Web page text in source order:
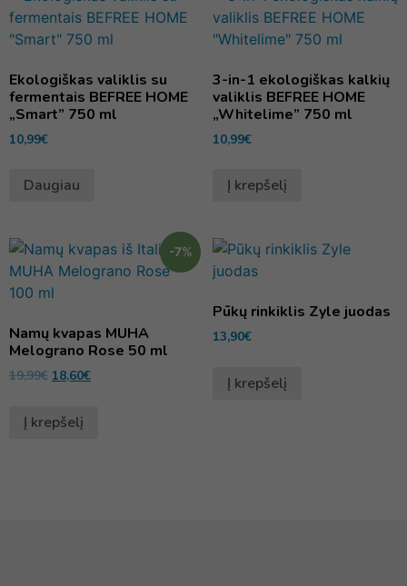
Ekologiškas valiklis su
fermentais BEFREE HOME
„Smart” 750 ml
10,99€
Daugiau
3-in-1 ekologiškas kalkių
valiklis BEFREE HOME
„Whitelime” 750 ml
10,99€
Į krepšelį
-7%
Namų kvapas MUHA
Melograno Rose 50 ml
19,99€ 18,60€
Į krepšelį
Pūkų rinkiklis Zyle juodas
13,90€
Į krepšelį